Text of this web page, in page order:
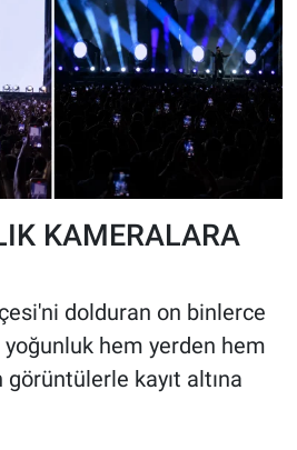
KAMERALARA
dolduran on binlerce
hem yerden hem
kayıt altına